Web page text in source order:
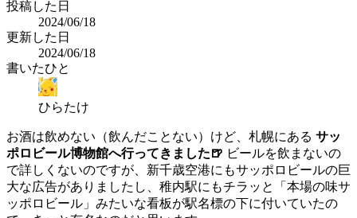
投稿した日
2024/06/18
更新した日
2024/06/18
書いたひと
ひらたけ
お酒は飲めない（飲んだことない）けど、札幌にある サッ
ポロビール博物館へ行ってきました🍺 ビールを飲まないの
で詳しくないのですが、新千歳空港にもサッポロビールの巨
大な広告がありましたし、稚内駅にもチラッと「本場の味サ
ッポロビール」みたいな看板が駅名標の下に付いていたの